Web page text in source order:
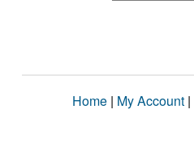
Home | My Account |